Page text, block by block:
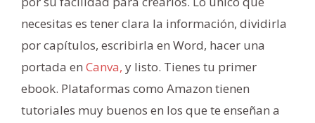
necesitas es tener clara la información, dividirla
por capítulos, escribirla en Word, hacer una
portada en Canva, y listo. Tienes tu primer
ebook. Plataformas como Amazon tienen
tutoriales muy buenos en los que te enseñan a